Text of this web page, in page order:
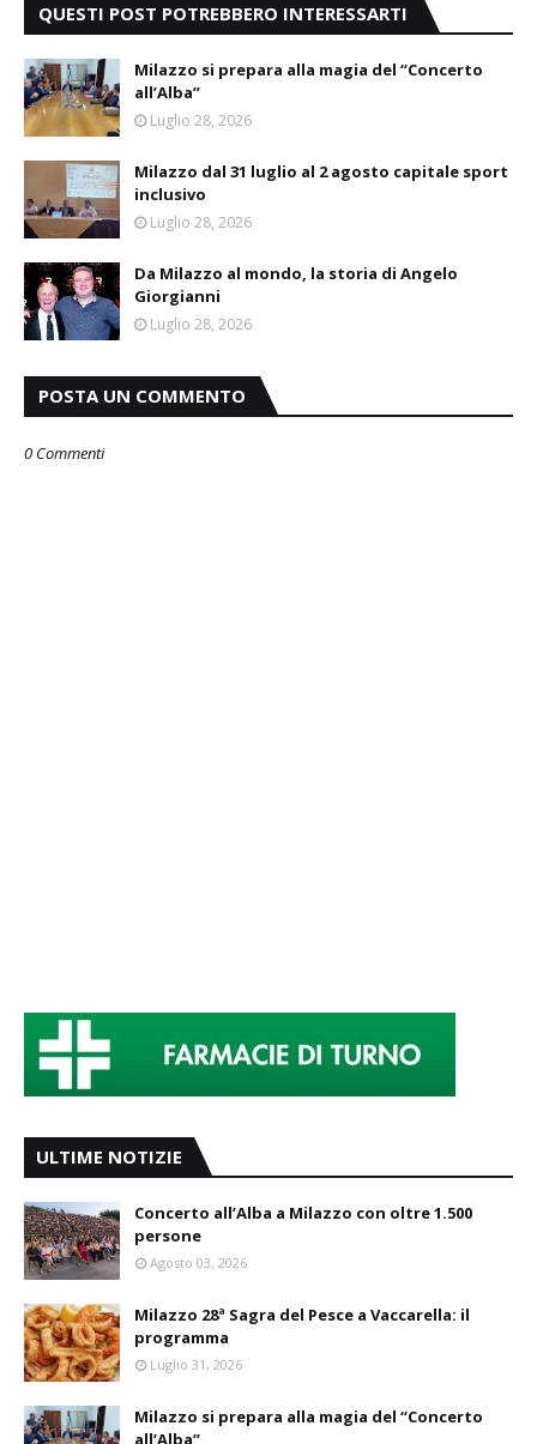
QUESTI POST POTREBBERO INTERESSARTI
Milazzo si prepara alla magia del “Concerto
all’Alba”
Luglio 28, 2026
Milazzo dal 31 luglio al 2 agosto capitale sport
inclusivo
Luglio 28, 2026
Da Milazzo al mondo, la storia di Angelo
Giorgianni
Luglio 28, 2026
POSTA UN COMMENTO
0 Commenti
ULTIME NOTIZIE
Concerto all’Alba a Milazzo con oltre 1.500
persone
Agosto 03, 2026
Milazzo 28ª Sagra del Pesce a Vaccarella: il
programma
Luglio 31, 2026
Milazzo si prepara alla magia del “Concerto
all’Alba”